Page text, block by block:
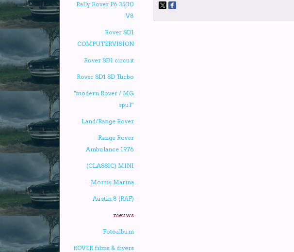
Rally Rover P6 3500
V8
Rover SD1
COMPUTERVISION
Rover SD1 circuit
Rover SD1 SD Turbo
"modern Rover / MG
spul”
Land/Range Rover
Range Rover
Ambulance 1976
(CLASSIC) MINI
Morris Marina
Austin 8 (RAF)
nieuws
Fotoalbum
ROVER films & divers